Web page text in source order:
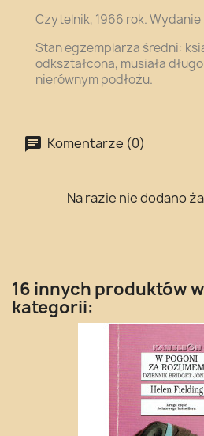
Czytelnik, 1966 rok.
Stan egzemplarza średni:
odkształcona, musiała
nierównym podłożu.
Komentarze (0)
Na razie nie dodano
16 innych produktów
kategorii: